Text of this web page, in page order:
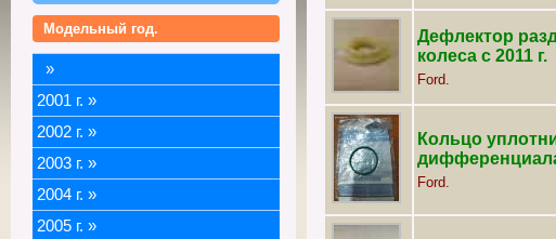
Модельный год.
»
2001 г. »
2002 г. »
2003 г. »
2004 г. »
2005 г. »
Дефлектор
колеса с 2011 г.
Ford.
Кольцо
Ford.